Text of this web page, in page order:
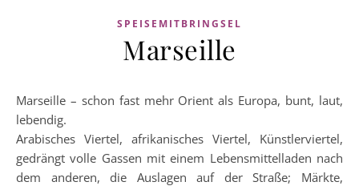
SPEISEMITBRINGSEL
Marseille
Marseille – schon fast mehr Orient als Europa, bunt, laut,
lebendig.
Arabisches Viertel, afrikanisches Viertel, Künstlerviertel,
gedrängt volle Gassen mit einem Lebensmittelladen nach
dem anderen, die Auslagen auf der Straße; Märkte,